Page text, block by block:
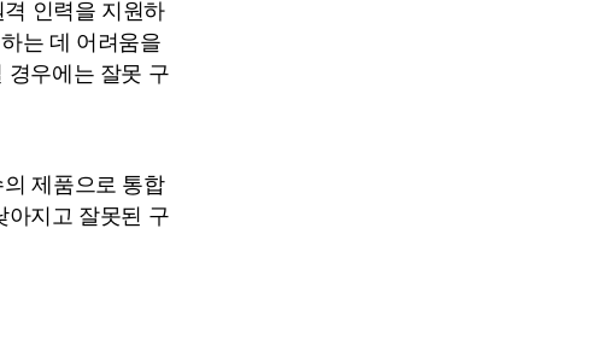
인력을 지원하
는 데 어려움을
경우에는 잘못 구
제품으로 통합
아지고 잘못된 구